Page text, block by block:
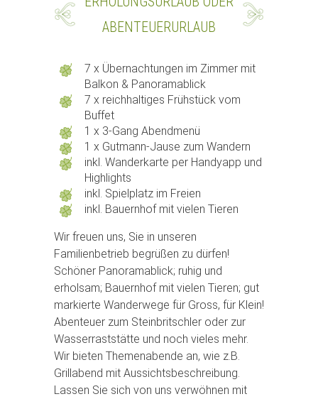
ABENTEUERURLAUB
7 x Übernachtungen im Zimmer mit
Balkon & Panoramablick
7 x reichhaltiges Frühstück vom
Buffet
1 x 3-Gang Abendmenü
1 x Gutmann-Jause zum Wandern
inkl. Wanderkarte per Handyapp und
Highlights
inkl. Spielplatz im Freien
inkl. Bauernhof mit vielen Tieren
Wir freuen uns, Sie in unseren
Familienbetrieb begrüßen zu dürfen!
Schöner Panoramablick; ruhig und
erholsam; Bauernhof mit vielen Tieren; gut
markierte Wanderwege für Gross, für Klein!
Abenteuer zum Steinbritschler oder zur
Wasserraststätte und noch vieles mehr.
Wir bieten Themenabende an, wie z.B.
Grillabend mit Aussichtsbeschreibung.
Lassen Sie sich von uns verwöhnen mit